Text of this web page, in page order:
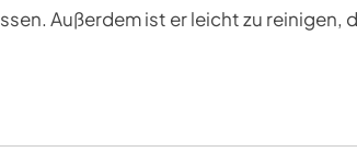
Außerdem ist er leicht zu reinigen,